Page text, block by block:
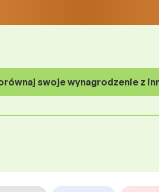
swoje wynagrodzenie z